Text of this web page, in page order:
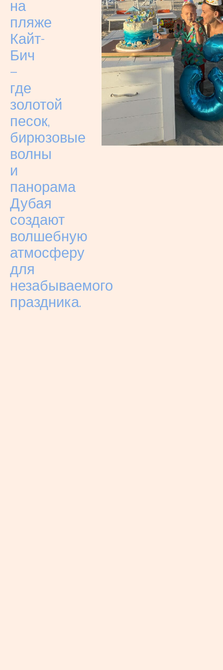
на
пляже
Кайт-
Бич
—
где
золотой
песок,
бирюзовые
волны
и
панорама
Дубая
создают
волшебную
атмосферу
для
незабываемого
праздника.